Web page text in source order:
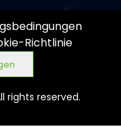
Richtlinie
rights reserved.